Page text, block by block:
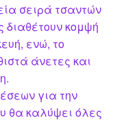
σειρά τσαντών
διαθέτουν κομψή
ενώ, το
άνετες και
για την
θα καλύψει όλες